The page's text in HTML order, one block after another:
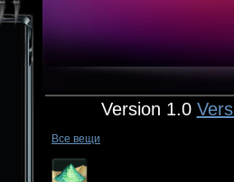
Version 1.0
Все вещи